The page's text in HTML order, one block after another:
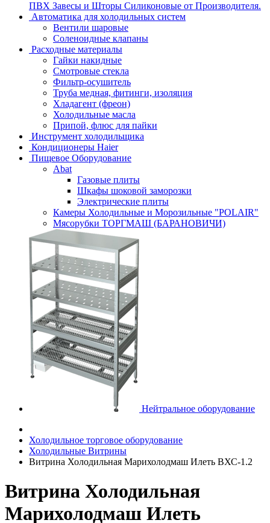
ПВХ Завесы и Шторы Силиконовые от Производителя.
Автоматика для холодильных систем
Вентили шаровые
Соленоидные клапаны
Расходные материалы
Гайки накидные
Смотровые стекла
Фильтр-осушитель
Труба медная, фитинги, изоляция
Хладагент (фреон)
Холодильные масла
Припой, флюс для пайки
Инструмент холодильщика
Кондиционеры Haier
Пищевое Оборудование
Abat
Газовые плиты
Шкафы шоковой заморозки
Электрические плиты
Камеры Холодильные и Морозильные "POLAIR"
Мясорубки ТОРГМАШ (БАРАНОВИЧИ)
Нейтральное оборудование
Холодильное торговое оборудование
Холодильные Витрины
Витрина Холодильная Марихолодмаш Илеть ВХС-1.2
Витрина Холодильная
Марихолодмаш Илеть